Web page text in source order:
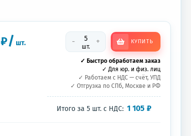
₽/ шт. -
шт.
+ КУПИТЬ
✓ Быстро обработаем заказ
✓ Для юр. и физ. лиц
✓ Работаем с НДС — счёт, УПД
✓ Отгрузка по СПб, Москве и РФ
Итого за 5 шт.с НДС: 1 105 ₽